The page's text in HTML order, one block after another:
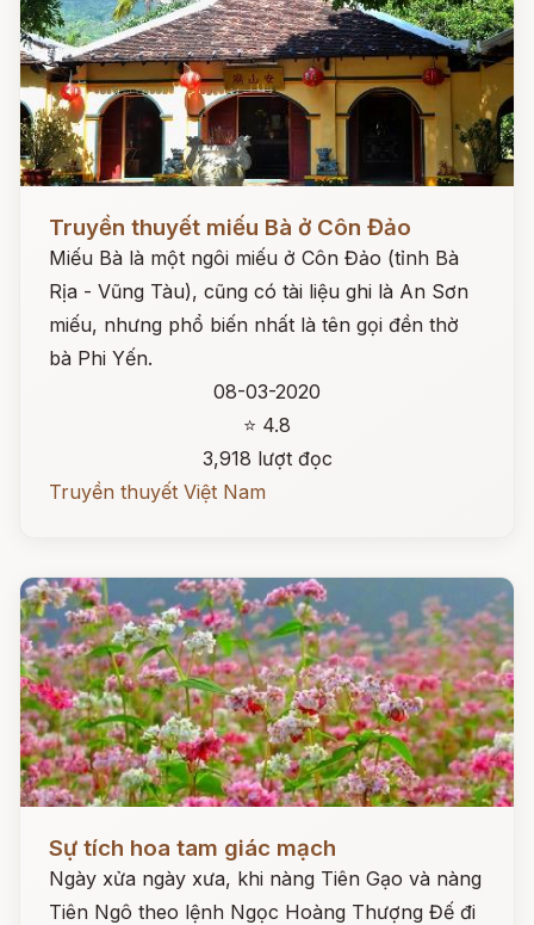
Đọc ngay
Truyền thuyết miếu Bà ở Côn Đảo
Miếu Bà là một ngôi miếu ở Côn Đảo (tỉnh Bà
Rịa - Vũng Tàu), cũng có tài liệu ghi là An Sơn
miếu, nhưng phổ biến nhất là tên gọi đền thờ
bà Phi Yến.
08-03-2020
⭐ 4.8
3,918 lượt đọc
Truyền thuyết Việt Nam
Sự tích hoa tam giác mạch
Ngày xửa ngày xưa, khi nàng Tiên Gạo và nàng
Tiên Ngô theo lệnh Ngọc Hoàng Thượng Đế đi